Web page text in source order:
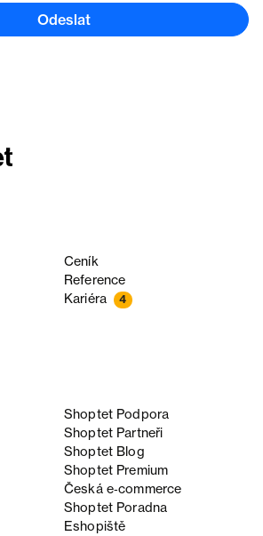
Odeslat
Ceník
Reference
Kariéra 4
Shoptet Podpora
Shoptet Partneři
Shoptet Blog
Shoptet Premium
Česká e‑commerce
Shoptet Poradna
Eshopiště